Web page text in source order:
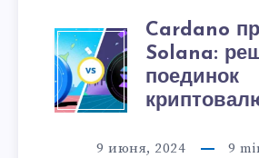
Cardano
Solana:
поединок
9 июня, 2024 9